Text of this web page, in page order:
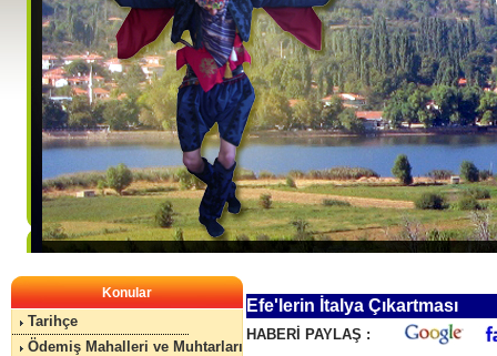
Konular
Tarihçe
Ödemiş Mahalleri ve Muhtarları
Efe'lerin İtalya Çıkartması
HABERİ PAYLAŞ :